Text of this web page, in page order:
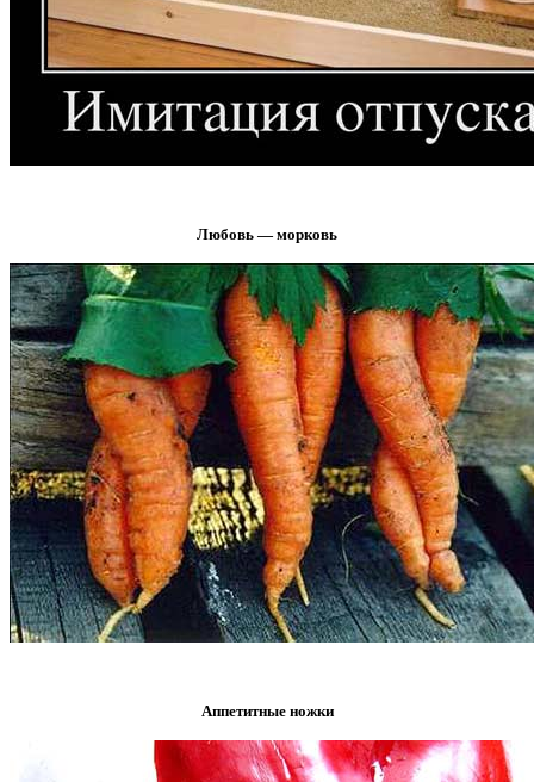
Любовь — морковь
Аппетитные ножки